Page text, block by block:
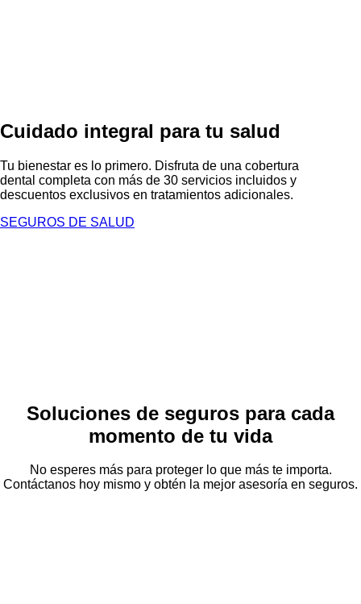
Cuidado integral para tu salud
Tu bienestar es lo primero. Disfruta de una cobertura
dental completa con más de 30 servicios incluidos y
descuentos exclusivos en tratamientos adicionales.
SEGUROS DE SALUD
Soluciones de seguros para cada
momento de tu vida
No esperes más para proteger lo que más te importa.
Contáctanos hoy mismo y obtén la mejor asesoría en seguros.